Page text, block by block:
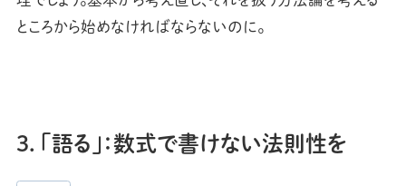
ところから始めなければならないのに。
3. 「語る」：数式で書けない法則性を